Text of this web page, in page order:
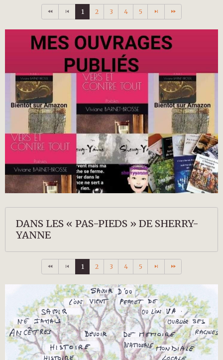
1 2 3 4 5
DANS LES « PAS-PIEDS » DE SHERRY-
YANNE
1 2 3 4 5